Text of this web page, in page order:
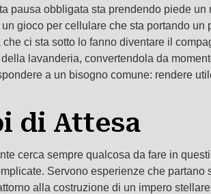
pausa obbligata sta prendendo piede un
gioco per cellulare che sta portando un
ci sta sotto lo fanno diventare il
lavanderia, convertendola da
a un bisogno comune: rendere
di Attesa
cerca sempre qualcosa da fare in
Servono esperienze che partano
alla costruzione di un impero